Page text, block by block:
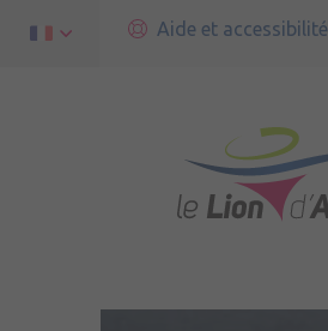
Aide et accessibilité